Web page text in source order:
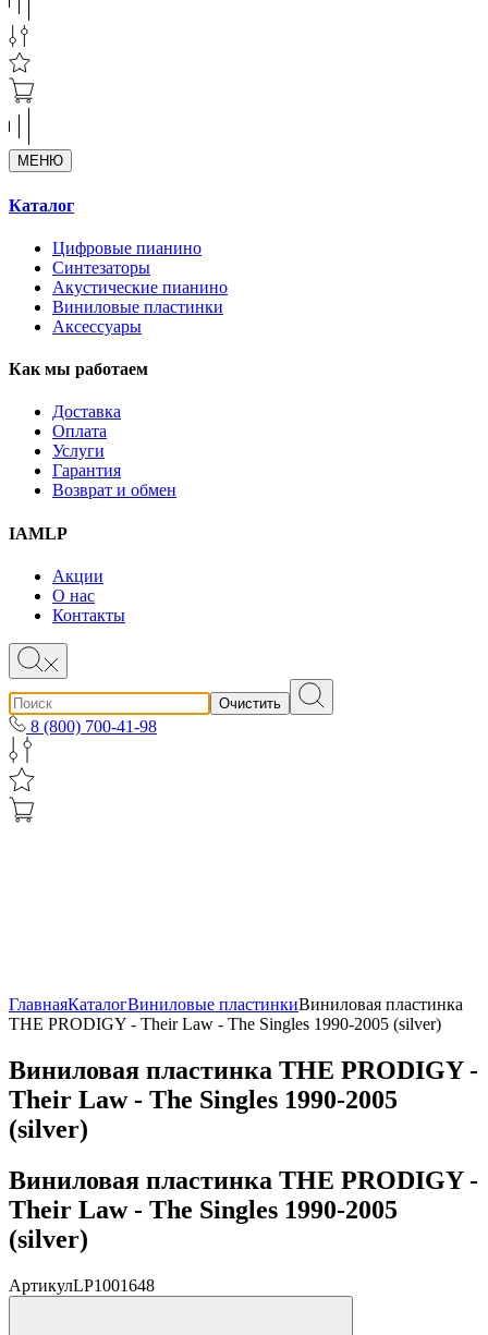
МЕНЮ
Каталог
Цифровые пианино
Синтезаторы
Акустические пианино
Виниловые пластинки
Аксессуары
Как мы работаем
Доставка
Оплата
Услуги
Гарантия
Возврат и обмен
IAMLP
Акции
О нас
Контакты
Очистить
8 (800) 700-41-98
ГлавнаяКаталогВиниловые пластинкиВиниловая пластинка
THE PRODIGY - Their Law - The Singles 1990-2005 (silver)
Виниловая пластинка THE PRODIGY -
Their Law - The Singles 1990-2005
(silver)
Виниловая пластинка THE PRODIGY -
Their Law - The Singles 1990-2005
(silver)
АртикулLP1001648